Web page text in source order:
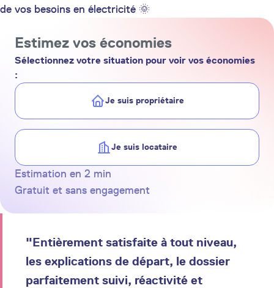
de vos besoins en électricité 🌞
Estimez vos économies
Sélectionnez votre situation pour voir vos économies
:
Je suis propriétaire
Je suis locataire
Estimation en 2 min
Gratuit et sans engagement
"Entièrement satisfaite à tout niveau,
les explications de départ, le dossier
parfaitement suivi, réactivité et